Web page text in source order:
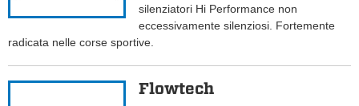
silenziatori Hi Performance non
eccessivamente silenziosi. Fortemente
radicata nelle corse sportive.
Flowtech